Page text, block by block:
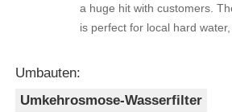
Wasserfilter Anschlussstücke
Industrielle RO-Membran
a huge hit with customers.
is perfect for local hard water,
complaints from customers,
Umbauten:
Umkehrosmose-Wasserfilter